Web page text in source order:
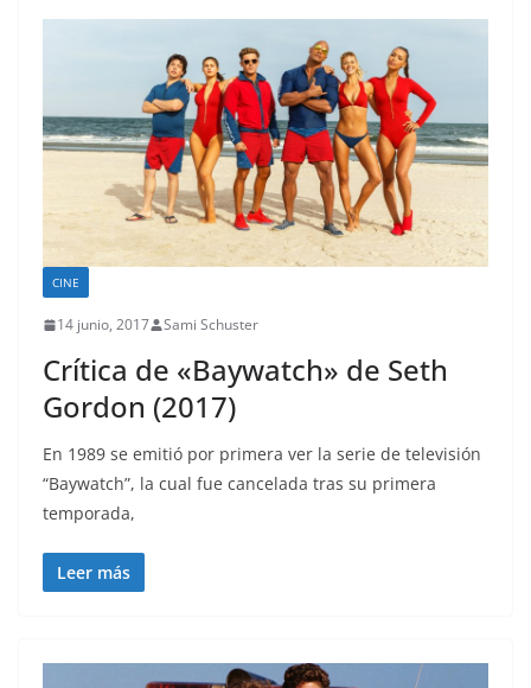
CINE
14 junio, 2017 Sami Schuster
Crítica de «Baywatch» de Seth
Gordon (2017)
En 1989 se emitió por primera ver la serie de televisión
“Baywatch”, la cual fue cancelada tras su primera
temporada,
Leer más